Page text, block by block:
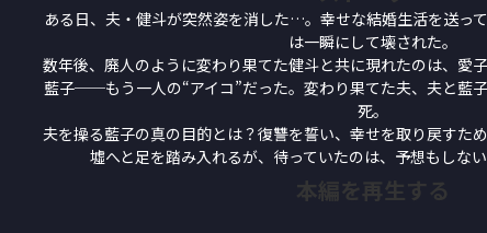
ある日、夫・健斗が突然姿を消した…。幸せな結婚生活を送っ
は一瞬にして壊された。
数年後、廃人のように変わり果てた健斗と共に現れたのは、愛
藍子──もう一人の“アイコ”だった。変わり果てた夫、夫と藍
死。
夫を操る藍子の真の目的とは？復讐を誓い、幸せを取り戻すた
墟へと足を踏み入れるが、待っていたのは、予想もしな
本編を再生する